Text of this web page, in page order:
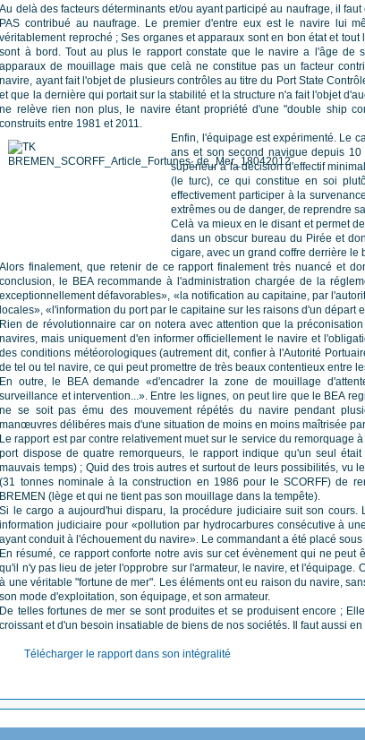
Au delà des facteurs déterminants et/ou ayant participé au naufrage, il
PAS contribué au naufrage. Le premier d'entre eux est le navire lui
véritablement reproché ; Ses organes et apparaux sont en bon état et
sont à bord. Tout au plus le rapport constate que le navire a l'âge de
apparaux de mouillage mais que celà ne constitue pas un facteur
navire, ayant fait l'objet de plusieurs contrôles au titre du Port State
et que la dernière qui portait sur la stabilité et la structure n'a fait l'objet
ne relève rien non plus, le navire étant propriété d'une "double ship
construits entre 1981 et 2011.
Enfin, l'équipage est expérimenté. Le
ans et son second navigue depuis
supérieur à la décision d'effectif
(le turc), ce qui constitue en soi
effectivement participer à la
extrêmes ou de danger, de reprendre
Celà va mieux en le disant et permet
dans un obscur bureau du Pirée et
cigare, avec un grand coffre derrière
Alors finalement, que retenir de ce rapport finalement très nuancé et
conclusion, le BEA recommande à l'administration chargée de la
exceptionnellement défavorables», «la notification au capitaine, par
locales», «l'information du port par le capitaine sur les raisons d'un départ
Rien de révolutionnaire car on notera avec attention que la
navires, mais uniquement d'en informer officiellement le navire et
des conditions météorologiques (autrement dit, confier à l'Autorité
de tel ou tel navire, ce qui peut promettre de très beaux contentieux entre
En outre, le BEA demande «d'encadrer la zone de mouillage
surveillance et intervention...». Entre les lignes, on peut lire que le BEA
ne se soit pas ému des mouvement répétés du navire pendant
manœuvres délibéres mais d'une situation de moins en moins maîtrisée
Le rapport est par contre relativement muet sur le service du remorquage
port dispose de quatre remorqueurs, le rapport indique qu'un seul
mauvais temps) ; Quid des trois autres et surtout de leurs possibilités, vu
(31 tonnes nominale à la construction en 1986 pour le SCORFF) de
BREMEN (lège et qui ne tient pas son mouillage dans la tempête).
Si le cargo a aujourd'hui disparu, la procédure judiciaire suit son cours.
information judiciaire pour «pollution par hydrocarbures consécutive à
ayant conduit à l'échouement du navire». Le commandant a été placé
En résumé, ce rapport conforte notre avis sur cet évènement qui ne peut
qu'il n'y pas lieu de jeter l'opprobre sur l'armateur, le navire, et l'équipage.
à une véritable "fortune de mer". Les éléments ont eu raison du navire,
son mode d'exploitation, son équipage, et son armateur.
De telles fortunes de mer se sont produites et se produisent encore ;
croissant et d'un besoin insatiable de biens de nos sociétés. Il faut aussi
Télécharger le rapport dans son intégralité